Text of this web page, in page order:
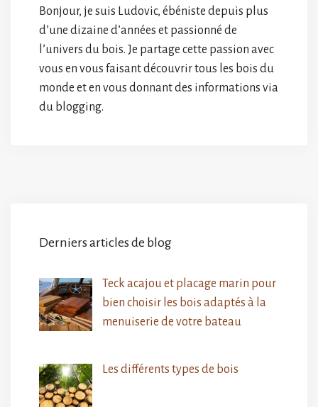
Bonjour, je suis Ludovic, ébéniste depuis plus
d’une dizaine d’années et passionné de
l’univers du bois. Je partage cette passion avec
vous en vous faisant découvrir tous les bois du
monde et en vous donnant des informations via
du blogging.
Derniers articles de blog
Teck acajou et placage marin pour
bien choisir les bois adaptés à la
menuiserie de votre bateau
Les différents types de bois